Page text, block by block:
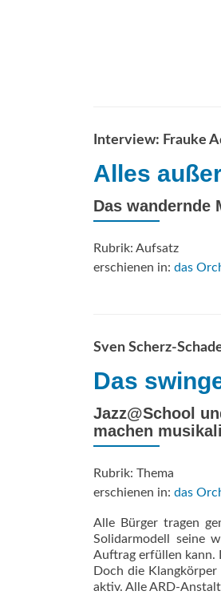
Interview: Frauke
Alles
Das wandernde
Rubrik: Aufsatz
erschienen in: das
Sven Scherz-
Das
Jazz@School
machen
Rubrik: Thema
erschienen in: das
Alle Bürger tragen
Solidarmodell seine
Auftrag erfüllen kann.
Doch die
aktiv. Alle ARD-